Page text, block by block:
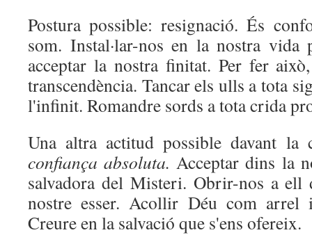
Postura possible: resignació. És
som. Instal·lar-nos en la nostra
acceptar la nostra finitat. Per fer
transcendència. Tancar els ulls a tota
l'infinit. Romandre sords a tota crida
Una altra actitud possible davant
confiança absoluta.Acceptar dins la
salvadora del Misteri. Obrir-nos a ell
nostre esser. Acollir Déu com arrel
Creure en la salvació que s'ens ofereix.